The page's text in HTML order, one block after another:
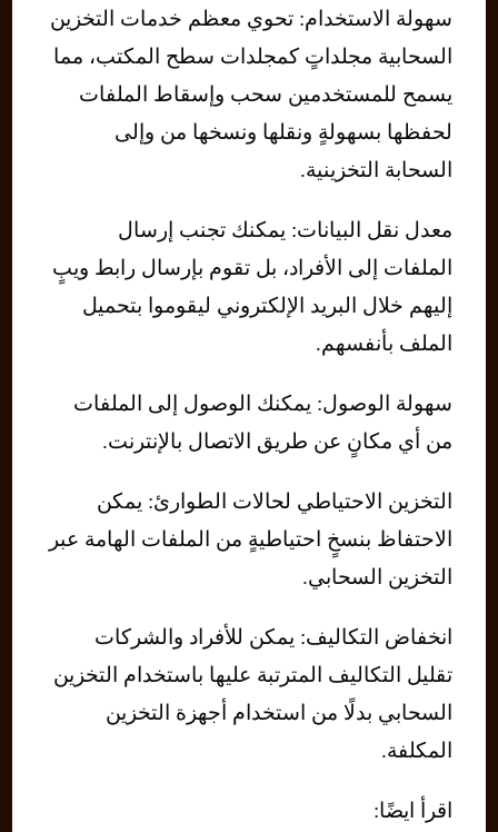
سهولة الاستخدام: تحوي معظم خدمات التخزين
السحابية مجلداتٍ كمجلدات سطح المكتب، مما
يسمح للمستخدمين سحب وإسقاط الملفات
لحفظها بسهولةٍ ونقلها ونسخها من وإلى
السحابة التخزينية.
معدل نقل البيانات: يمكنك تجنب إرسال
الملفات إلى الأفراد، بل تقوم بإرسال رابط ويبٍ
إليهم خلال البريد الإلكتروني ليقوموا بتحميل
الملف بأنفسهم.
سهولة الوصول: يمكنك الوصول إلى الملفات
من أي مكانٍ عن طريق الاتصال بالإنترنت.
التخزين الاحتياطي لحالات الطوارئ: يمكن
الاحتفاظ بنسخٍ احتياطيةٍ من الملفات الهامة عبر
التخزين السحابي.
انخفاض التكاليف: يمكن للأفراد والشركات
تقليل التكاليف المترتبة عليها باستخدام التخزين
السحابي بدلًا من استخدام أجهزة التخزين
المكلفة.
اقرأ ايضًا: